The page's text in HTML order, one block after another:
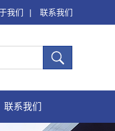
我们 | 联系我们
联系我们